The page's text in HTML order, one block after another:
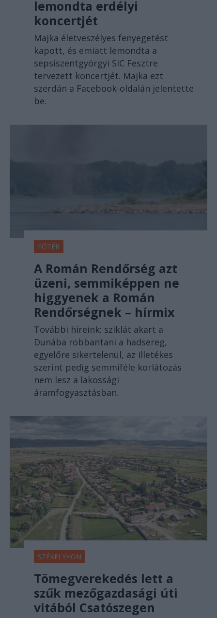
lemondta erdélyi
koncertjét
Majka életveszélyes fenyegetést
kapott, és emiatt lemondta a
sepsiszentgyörgyi SIC Fesztre
tervezett koncertjét. Majka ezt
szerdán a Facebook-oldalán jelentette
be.
FŐTÉR
A Román Rendőrség azt
üzeni, semmiképpen ne
higgyenek a Román
Rendőrségnek – hírmix
További híreink: sziklát akart a
Dunába robbantani a hadsereg,
egyelőre sikertelenül, az illetékes
szerint pedig semmiféle korlátozás
nem lesz a lakossági
áramfogyasztásban.
SZÉKELYHON
Tömegverekedés lett a
szűk mezőgazdasági úti
vitából Csatószegen